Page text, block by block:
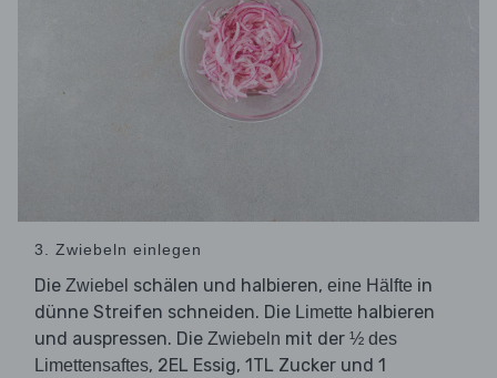
3. Zwiebeln einlegen
Die Zwiebel schälen und halbieren, eine Hälfte in
dünne Streifen schneiden. Die Limette halbieren
und auspressen. Die Zwiebeln mit der ½ des
Limettensaftes, 2EL Essig, 1TL Zucker und 1